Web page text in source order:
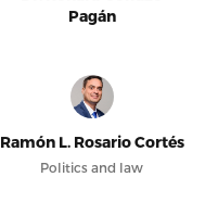
Pagán
Ramón L. Rosario Cortés
Politics and law